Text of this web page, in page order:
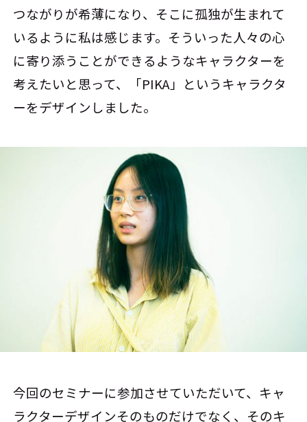
つながりが希薄になり、そこに孤独が生まれて
いるように私は感じます。そういった人々の心
に寄り添うことができるようなキャラクターを
考えたいと思って、「PIKA」というキャラクタ
ーをデザインしました。
今回のセミナーに参加させていただいて、キャ
ラクターデザインそのものだけでなく、そのキ